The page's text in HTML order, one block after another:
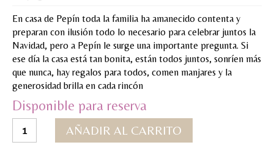
CREACIONES
BLOG
MI CUENTA
Valoraciones y opiniones de TejiendoLEE un
cuento
En casa de Pepín toda la familia ha amanecido contenta y
preparan con ilusión todo lo necesario para celebrar juntos la
Navidad, pero a Pepín le surge una importante pregunta. Si
ese día la casa está tan bonita, están todos juntos, sonríen más
que nunca, hay regalos para todos, comen manjares y la
generosidad brilla en cada rincón
Disponible para reserva
Navidad
AÑADIR AL CARRITO